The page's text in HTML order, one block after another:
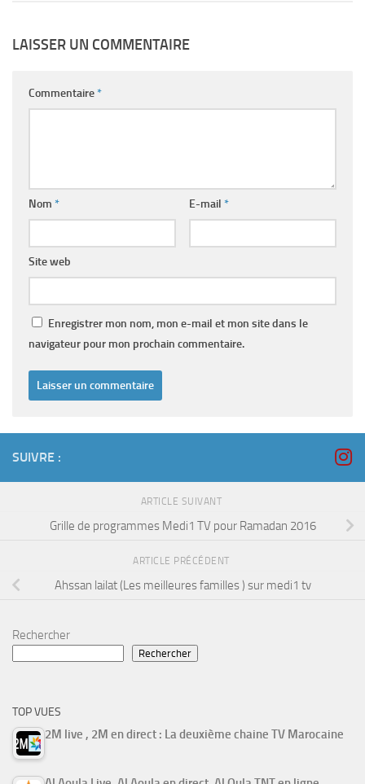
LAISSER UN COMMENTAIRE
Commentaire*
Nom * E-mail *
Site web
Enregistrer mon nom, mon e-mail et mon site dans le
navigateur pour mon prochain commentaire.
SUIVRE :
ARTICLE SUIVANT
Grille de programmes Medi1 TV pour Ramadan 2016
ARTICLE PRÉCÉDENT
Ahssan lailat (Les meilleures familles ) sur medi1 tv
Rechercher
Rechercher
TOP VUES
2M live , 2M en direct : La deuxième chaine TV Marocaine